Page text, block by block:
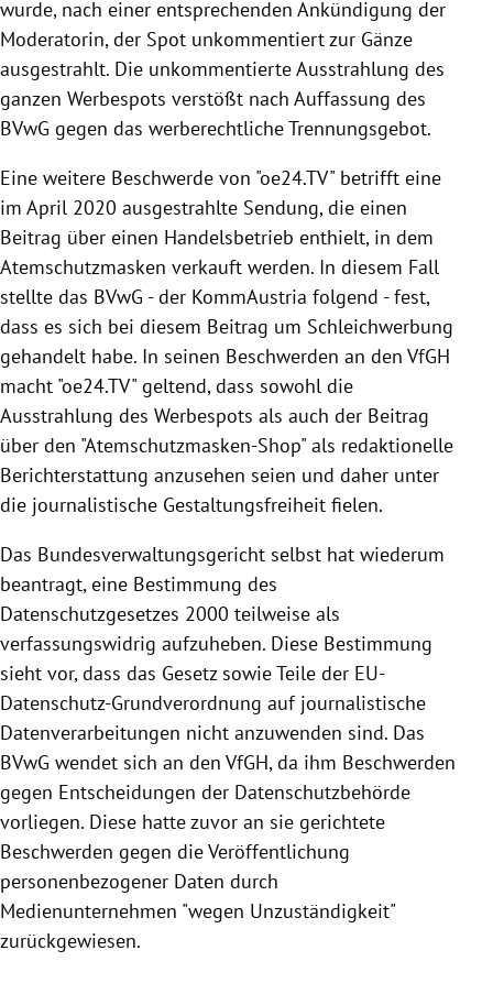
wurde, nach einer entsprechenden Ankündigung der
Moderatorin, der Spot unkommentiert zur Gänze
ausgestrahlt. Die unkommentierte Ausstrahlung des
ganzen Werbespots verstößt nach Auffassung des
BVwG gegen das werberechtliche Trennungsgebot.
Eine weitere Beschwerde von "oe24.TV" betrifft eine
im April 2020 ausgestrahlte Sendung, die einen
Beitrag über einen Handelsbetrieb enthielt, in dem
Atemschutzmasken verkauft werden. In diesem Fall
stellte das BVwG - der KommAustria folgend - fest,
dass es sich bei diesem Beitrag um Schleichwerbung
gehandelt habe. In seinen Beschwerden an den VfGH
macht "oe24.TV" geltend, dass sowohl die
Ausstrahlung des Werbespots als auch der Beitrag
über den "Atemschutzmasken-Shop" als redaktionelle
Berichterstattung anzusehen seien und daher unter
die journalistische Gestaltungsfreiheit fielen.
Das Bundesverwaltungsgericht selbst hat wiederum
beantragt, eine Bestimmung des
Datenschutzgesetzes 2000 teilweise als
verfassungswidrig aufzuheben. Diese Bestimmung
sieht vor, dass das Gesetz sowie Teile der EU-
Datenschutz-Grundverordnung auf journalistische
Datenverarbeitungen nicht anzuwenden sind. Das
BVwG wendet sich an den VfGH, da ihm Beschwerden
gegen Entscheidungen der Datenschutzbehörde
vorliegen. Diese hatte zuvor an sie gerichtete
Beschwerden gegen die Veröffentlichung
personenbezogener Daten durch
Medienunternehmen "wegen Unzuständigkeit"
zurückgewiesen.